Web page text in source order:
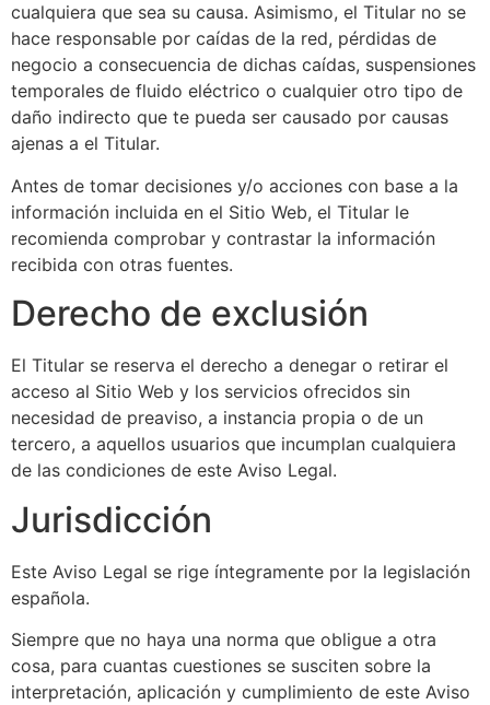
cualquiera que sea su causa. Asimismo, el Titular no se
hace responsable por caídas de la red, pérdidas de
negocio a consecuencia de dichas caídas, suspensiones
temporales de fluido eléctrico o cualquier otro tipo de
daño indirecto que te pueda ser causado por causas
ajenas a el Titular.
Antes de tomar decisiones y/o acciones con base a la
información incluida en el Sitio Web, el Titular le
recomienda comprobar y contrastar la información
recibida con otras fuentes.
Derecho de exclusión
El Titular se reserva el derecho a denegar o retirar el
acceso al Sitio Web y los servicios ofrecidos sin
necesidad de preaviso, a instancia propia o de un
tercero, a aquellos usuarios que incumplan cualquiera
de las condiciones de este Aviso Legal.
Jurisdicción
Este Aviso Legal se rige íntegramente por la legislación
española.
Siempre que no haya una norma que obligue a otra
cosa, para cuantas cuestiones se susciten sobre la
interpretación, aplicación y cumplimiento de este Aviso